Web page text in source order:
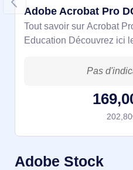
Tout savoir sur Acrobat
Education Découvrez ici
méthode de travail
Adobe Stock